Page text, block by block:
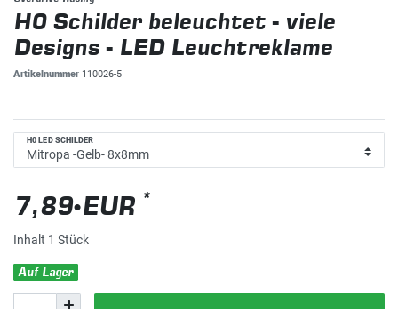
H0 Schilder beleuchtet - viele
Designs - LED Leuchtreklame
Artikelnummer 110026-5
H0 LED SCHILDER
7,89 EUR *
Inhalt 1 Stück
Auf Lager